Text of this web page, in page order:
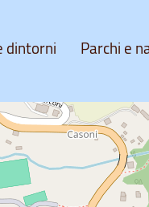
dintorni Parchi e